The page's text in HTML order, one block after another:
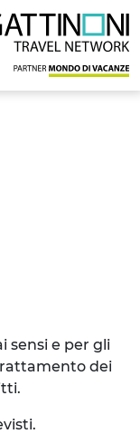
sensi e per gli
dei